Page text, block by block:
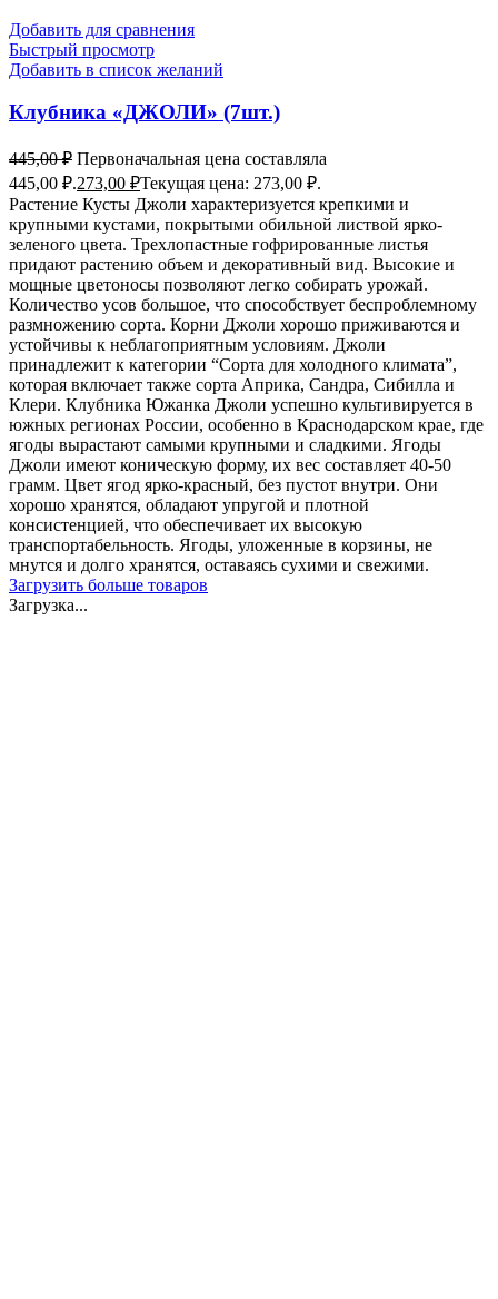
Добавить для сравнения
Быстрый просмотр
Добавить в список желаний
Клубника «ДЖОЛИ» (7шт.)
445,00₽ Первоначальная цена составляла
445,00 ₽.273,00 ₽Текущая цена: 273,00 ₽.
Растение Кусты Джоли характеризуется крепкими и
крупными кустами, покрытыми обильной листвой ярко-
зеленого цвета. Трехлопастные гофрированные листья
придают растению объем и декоративный вид. Высокие и
мощные цветоносы позволяют легко собирать урожай.
Количество усов большое, что способствует беспроблемному
размножению сорта. Корни Джоли хорошо приживаются и
устойчивы к неблагоприятным условиям. Джоли
принадлежит к категории “Сорта для холодного климата”,
которая включает также сорта Априка, Сандра, Сибилла и
Клери. Клубника Южанка Джоли успешно культивируется в
южных регионах России, особенно в Краснодарском крае, где
ягоды вырастают самыми крупными и сладкими. Ягоды
Джоли имеют коническую форму, их вес составляет 40-50
грамм. Цвет ягод ярко-красный, без пустот внутри. Они
хорошо хранятся, обладают упругой и плотной
консистенцией, что обеспечивает их высокую
транспортабельность. Ягоды, уложенные в корзины, не
мнутся и долго хранятся, оставаясь сухими и свежими.
Загрузить больше товаров
Загрузка...